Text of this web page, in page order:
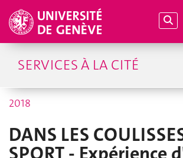
SERVICES À LA CITÉ
2018
DANS LES